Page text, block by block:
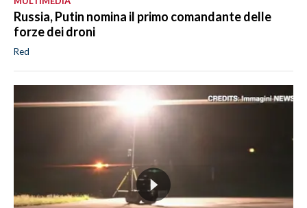
Russia, Putin nomina il primo comandante delle
forze dei droni
Red